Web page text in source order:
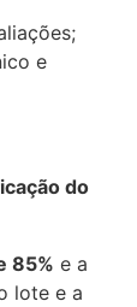
e
do
85% e a
lote e a